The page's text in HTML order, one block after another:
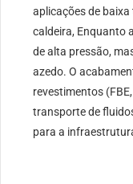
aplicações de
caldeira, Enquanto
de alta pressão,
azedo. O
revestimentos
transporte de
para a